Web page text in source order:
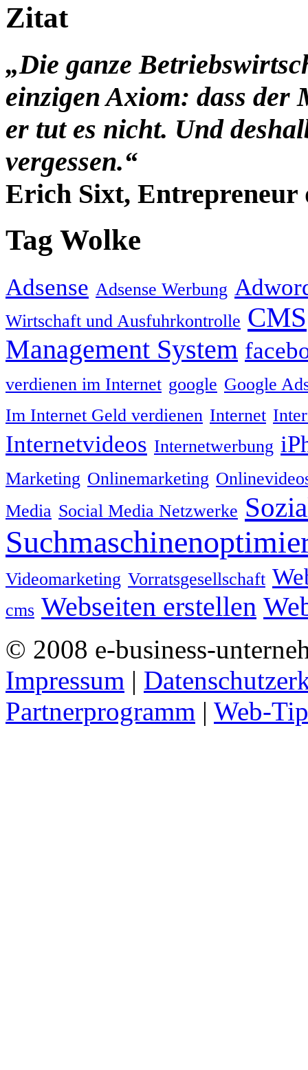
Zitat
„Die ganze
einzigen Axiom: dass der
er tut es nicht. Und
vergessen.“
Erich Sixt, Entrepreneur
Tag Wolke
Adsense Adsense Werbung
Wirtschaft und Ausfuhrkontrolle CMS
Management System
verdienen im Internet google Google
Im Internet Geld verdienen Internet
Internetvideos Internetwerbung
Marketing Onlinemarketing
Media Social Media Netzwerke
Videomarketing Vorratsgesellschaft
cms Webseiten erstellen
© 2008 e-business-
Impressum |
Partnerprogramm | Web-